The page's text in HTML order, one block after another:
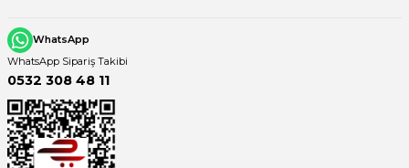
WhatsApp
WhatsApp Sipariş Takibi
0532 308 48 11